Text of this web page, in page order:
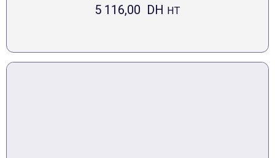
5 116,00 DH HT